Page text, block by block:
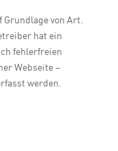
von Art.
hat ein
fehlerfreien
Webseite –
werden.